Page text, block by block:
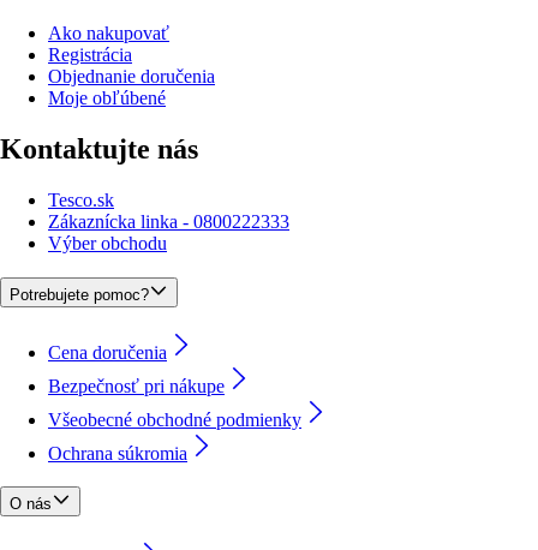
Ako nakupovať
Registrácia
Objednanie doručenia
Moje obľúbené
Kontaktujte nás
Tesco.sk
Zákaznícka linka - 0800222333
Výber obchodu
Potrebujete pomoc?
Cena doručenia
Bezpečnosť pri nákupe
Všeobecné obchodné podmienky
Ochrana súkromia
O nás